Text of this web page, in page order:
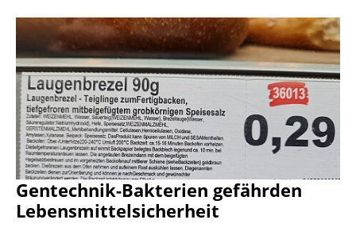
Gentechnik-Bakterien gefährden
Lebensmittelsicherheit